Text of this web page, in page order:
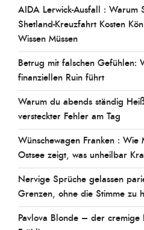
AIDA Lerwick-Ausfall : Warum
Shetland-Kreuzfahrt Kosten
Wissen Müssen
Betrug mit falschen Gefühlen:
finanziellen Ruin führt
Warum du abends ständig
versteckter Fehler am Tag
Wünschewagen Franken : Wie
Ostsee zeigt, was unheilbar
Nervige Sprüche gelassen
Grenzen, ohne die Stimme zu
Pavlova Blonde – der